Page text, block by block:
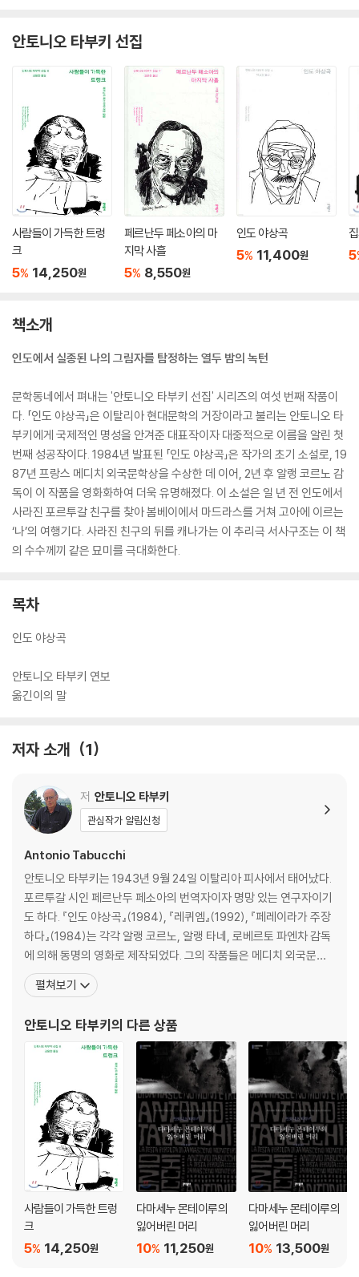
안토니오 타부키 선집
사람들이 가득한 트렁
크
5% 14,250원
페르난두 페소아의 마
지막 사흘
5% 8,550원
인도 야상곡
5% 11,400원 5
책소개
인도에서 실종된 나의 그림자를 탐정하는 열두 밤의 녹턴
문학동네에서 펴내는 '안토니오 타부키 선집' 시리즈의 여섯 번째 작품이
다. 「인도 야상곡」은 이탈리아 현대문학의 거장이라고 불리는 안토니오 타
부키에게 국제적인 명성을 안겨준 대표작이자 대중적으로 이름을 알린 첫
번째 성공작이다. 1984년 발표된 「인도 야상곡」은 작가의 초기 소설로, 19
87년 프랑스 메디치 외국문학상을 수상한 데 이어, 2년 후 알랭 코르노 감
독이 이 작품을 영화화하여 더욱 유명해졌다. 이 소설은 일 년 전 인도에서
사라진 포르투갈 친구를 찾아 봄베이에서 마드라스를 거쳐 고아에 이르는
‘나’의 여행기다. 사라진 친구의 뒤를 캐나가는 이 추리극 서사구조는 이 책
의 수수께끼 같은 묘미를 극대화한다.
목차
인도 야상곡
안토니오 타부키 연보
옮긴이의 말
저자 소개 1
저 안토니오 타부키
관심작가 알림신청
Antonio Tabucchi
안토니오 타부키는 1943년 9월 24일 이탈리아 피사에서 태어났다.
포르투갈 시인 페르난두 페소아의 번역자이자 명망 있는 연구자이기
도 하다. 『인도 야상곡』(1984), 『레퀴엠』(1992), 『페레이라가 주장
하다』(1984)는 각각 알랭 코르노, 알랭 타네, 로베르토 파엔차 감독
에 의해 동명의 영화로 제작되었다. 그의 작품들은 메디치 외국문학
상, 장 모네 상, 아리스테이온 상 등 수많은 상을 휩쓸었다. 『이탈리아
광장』(1975)으로 문단에 데뷔해 『수평선 자락』(1986), 『사람들로
2), 『페르난두
펼쳐보기
안토니오 타부키 의 다른 상품
사람들이 가득한 트렁
크
14,250원
5%
다마세누 몬테이루의
잃어버린 머리
11,250원
10%
다마세누 몬테이루의
잃어버린 머리
13,500원
10%